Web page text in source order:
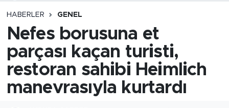
HABERLER GENEL
Nefes borusuna et
parçası kaçan turisti,
restoran sahibi Heimlich
manevrasıyla kurtardı